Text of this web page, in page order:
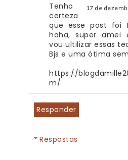
17 de
Tenho
certeza
que esse post foi
haha, super amei
vou ultilizar essas
Bjs e uma ótima
https://
m/
Responder
Respostas